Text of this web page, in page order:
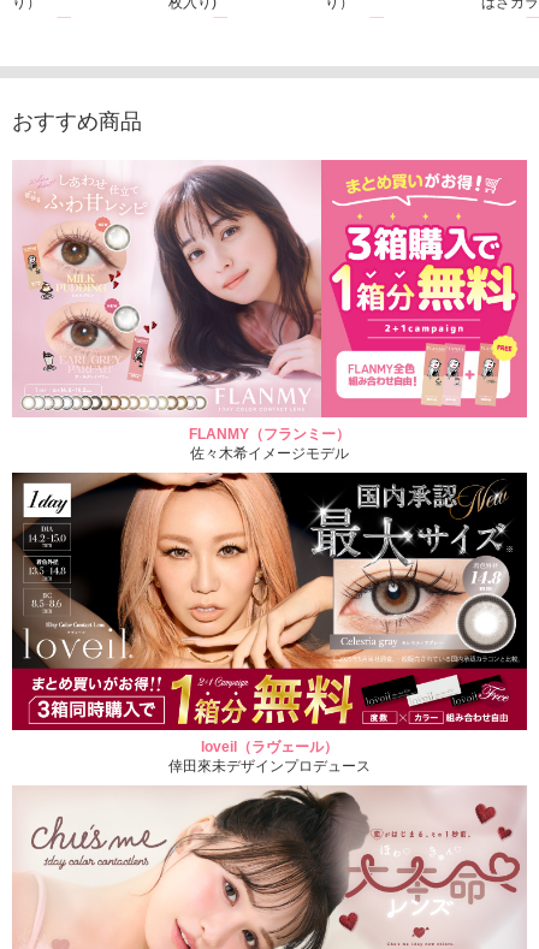
おすすめ商品
FLANMY（フランミー）
佐々木希イメージモデル
loveil（ラヴェール）
倖田來未デザインプロデュース